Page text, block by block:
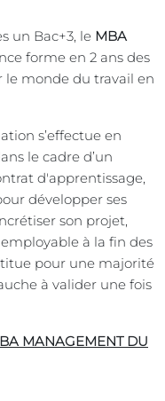
un Bac+3, le MBA
forme en 2 ans des
le monde du travail en
s’effectue en
le cadre d’un
d'apprentissage,
développer ses
son projet,
à la fin des
pour une majorité
à valider une fois
MANAGEMENT DU